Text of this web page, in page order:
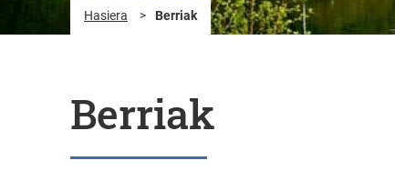
Hasiera > Berriak
Berriak